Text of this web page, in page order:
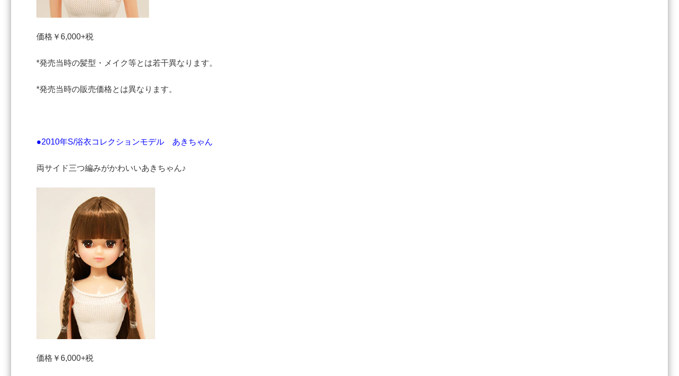
価格￥6,000+税
*発売当時の髪型・メイク等とは若干異なります。
*発売当時の販売価格とは異なります。
●2010年S/浴衣コレクションモデル あきちゃん
両サイド三つ編みがかわいいあきちゃん♪
価格￥6,000+税